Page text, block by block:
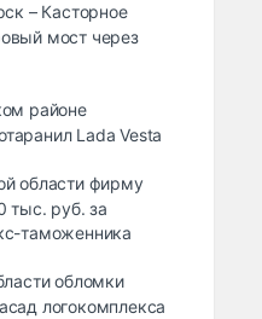
– Касторное
мост через
районе
Lada Vesta
области фирму
тыс. руб. за
таможенника
обломки
логокомплекса